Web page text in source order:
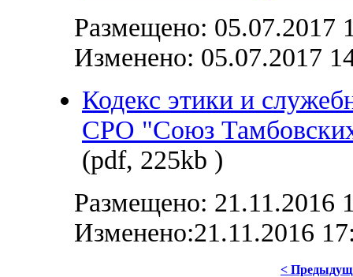
Размещено: 05.07.2017
Изменено: 05.07.2017
Кодекс этики и
СРО "Союз
(pdf, 225kb )
Размещено: 21.11.2016
Изменено:21.11.2016
<